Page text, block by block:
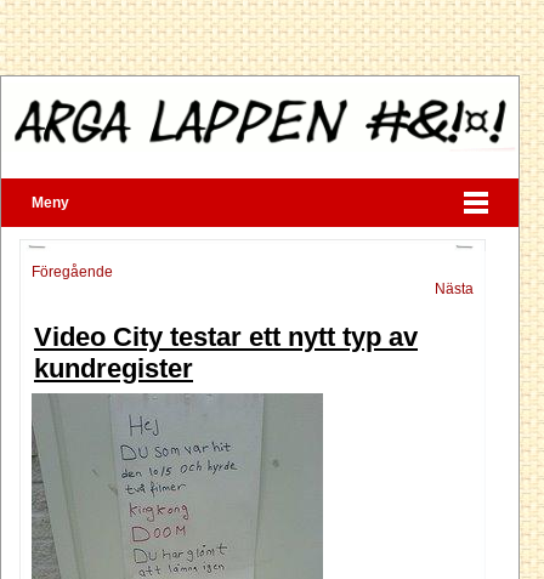
Meny
Föregående
Nästa
Video City testar ett nytt typ av
kundregister